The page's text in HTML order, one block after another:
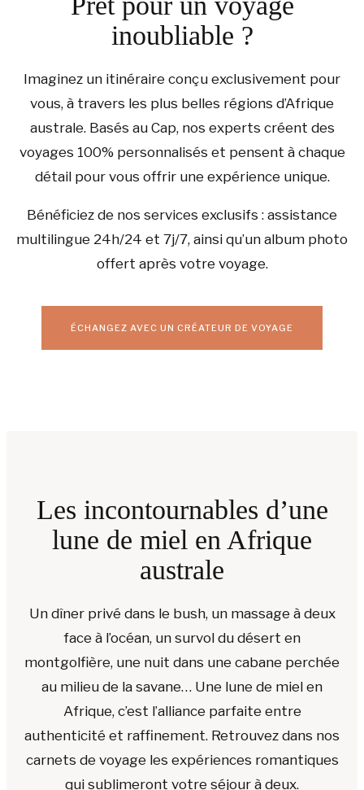
inoubliable ?
Imaginez un itinéraire conçu exclusivement pour
vous, à travers les plus belles régions d’Afrique
australe. Basés au Cap, nos experts créent des
voyages 100% personnalisés et pensent à chaque
détail pour vous offrir une expérience unique.
Bénéficiez de nos services exclusifs : assistance
multilingue 24h/24 et 7j/7, ainsi qu’un album photo
offert après votre voyage.
ÉCHANGEZ AVEC UN CRÉATEUR DE VOYAGE
Les incontournables d’une
lune de miel en Afrique
australe
Un dîner privé dans le bush, un massage à deux
face à l’océan, un survol du désert en
montgolfière, une nuit dans une cabane perchée
au milieu de la savane… Une lune de miel en
Afrique, c’est l’alliance parfaite entre
authenticité et raffinement. Retrouvez dans nos
carnets de voyage les expériences romantiques
qui sublimeront votre séjour à deux.